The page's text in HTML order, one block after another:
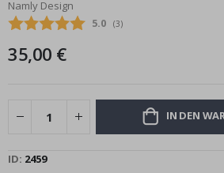
Bildgalerie
springen
Namly Design
Durchschnittliche
5.0 (abgegebene bewertungen:
3)
35,00 €
IN DEN
ID 2459